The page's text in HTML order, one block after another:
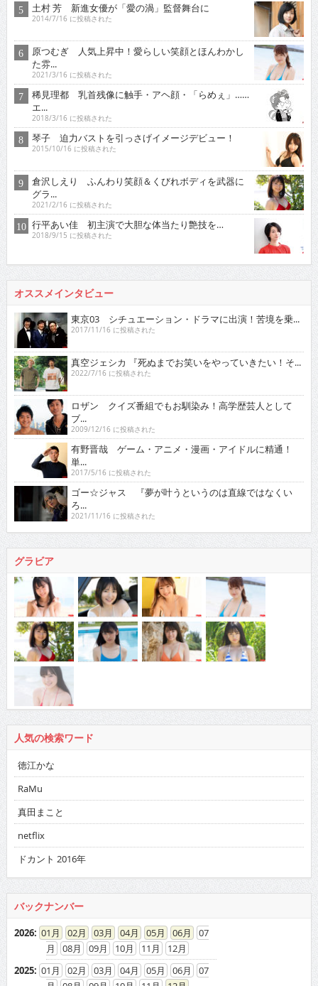
土村 芳 新進女優が「愛の渦」監督舞台に
2014/7/16 に投稿された
原つむぎ 人気上昇中！愛らしい笑顔とほんわかし
た雰...
2021/3/16 に投稿された
稀見理都 乳首残像に触手・アヘ顔・「らめぇ」……
エ...
2018/3/16 に投稿された
琴子 迫力バストを引っさげイメージデビュー！
2015/10/16 に投稿された
倉沢しえり ふんわり笑顔＆くびれボディを武器に
グラ...
2021/2/16 に投稿された
行平あい佳 初主演で大胆な体当たり艶技を…
2018/9/15 に投稿された
オススメインタビュー
東京03 シチュエーション・ドラマに出演！苦境を乗...
2017/11/16 に投稿された
真空ジェシカ 『死ぬまでお笑いをやっていきたい！そ...
2022/7/16 に投稿された
ロザン クイズ番組でもお馴染み！高学歴芸人として
ブ...
2009/12/16 に投稿された
有野晋哉 ゲーム・アニメ・漫画・アイドルに精通！
単...
2017/5/16 に投稿された
ゴー☆ジャス 『夢が叶うというのは直線ではなくい
ろ...
2021/11/16 に投稿された
グラビア
人気の検索ワード
徳江かな
RaMu
真田まこと
netflix
ドカント 2016年
バックナンバー
2026: 01 02 03 04 05 06
07
08
09 10 11
12
2025: 01 02 03 04 05 06
07